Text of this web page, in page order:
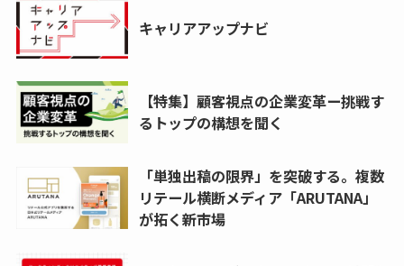
キャリアアップナビ
【特集】顧客視点の企業変革ー挑戦す
るトップの構想を聞く
「単独出稿の限界」を突破する。複数
リテール横断メディア「ARUTANA」
が拓く新市場